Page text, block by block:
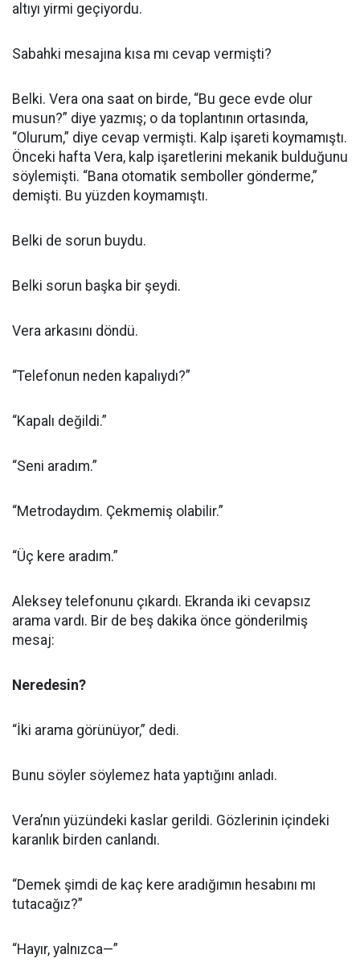
altıyı yirmi geçiyordu.
Sabahki mesajına kısa mı cevap vermişti?
Belki. Vera ona saat on birde, “Bu gece evde olur
musun?” diye yazmış; o da toplantının ortasında,
“Olurum,” diye cevap vermişti. Kalp işareti koymamıştı.
Önceki hafta Vera, kalp işaretlerini mekanik bulduğunu
söylemişti. “Bana otomatik semboller gönderme,”
demişti. Bu yüzden koymamıştı.
Belki de sorun buydu.
Belki sorun başka bir şeydi.
Vera arkasını döndü.
“Telefonun neden kapalıydı?”
“Kapalı değildi.”
“Seni aradım.”
“Metrodaydım. Çekmemiş olabilir.”
“Üç kere aradım.”
Aleksey telefonunu çıkardı. Ekranda iki cevapsız
arama vardı. Bir de beş dakika önce gönderilmiş
mesaj:
Neredesin?
“İki arama görünüyor,” dedi.
Bunu söyler söylemez hata yaptığını anladı.
Vera’nın yüzündeki kaslar gerildi. Gözlerinin içindeki
karanlık birden canlandı.
“Demek şimdi de kaç kere aradığımın hesabını mı
tutacağız?”
“Hayır, yalnızca—”